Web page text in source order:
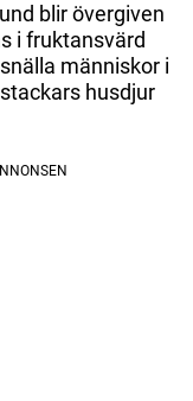
blir övergiven
i fruktansvärd
människor i
husdjur